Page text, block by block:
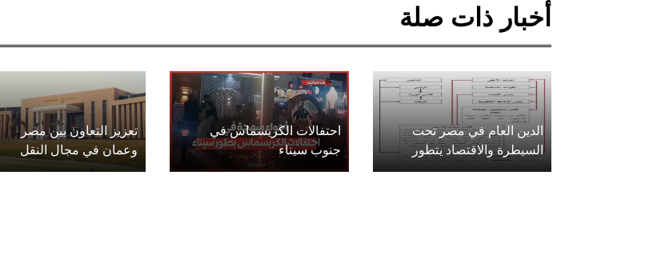
أخبار ذات صلة
الدين العام في مصر تحت
السيطرة والاقتصاد يتطور
احتفالات الكريسماس في
جنوب سيناء
تعزيز التعاون بين مصر
وعمان في مجال النقل